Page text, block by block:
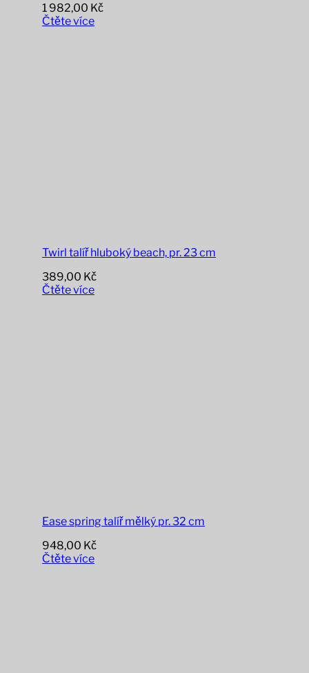
1 982,00 Kč
Čtěte více
Twirl talíř hluboký beach, pr. 23 cm
389,00 Kč
Čtěte více
Ease spring talíř mělký pr. 32 cm
948,00 Kč
Čtěte více